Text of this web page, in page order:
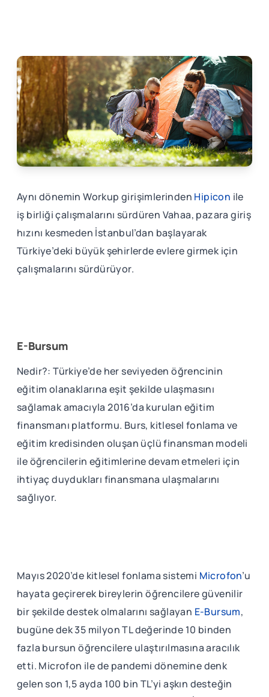
Aynı dönemin Workup girişimlerinden Hipicon ile
iş birliği çalışmalarını sürdüren Vahaa, pazara giriş
hızını kesmeden İstanbul’dan başlayarak
Türkiye’deki büyük şehirlerde evlere girmek için
çalışmalarını sürdürüyor.
E-Bursum
Nedir?: Türkiye’de her seviyeden öğrencinin
eğitim olanaklarına eşit şekilde ulaşmasını
sağlamak amacıyla 2016’da kurulan eğitim
finansmanı platformu. Burs, kitlesel fonlama ve
eğitim kredisinden oluşan üçlü finansman modeli
ile öğrencilerin eğitimlerine devam etmeleri için
ihtiyaç duydukları finansmana ulaşmalarını
sağlıyor.
Mayıs 2020’de kitlesel fonlama sistemi Microfon’u
hayata geçirerek bireylerin öğrencilere güvenilir
bir şekilde destek olmalarını sağlayan E-Bursum,
bugüne dek 35 milyon TL değerinde 10 binden
fazla bursun öğrencilere ulaştırılmasına aracılık
etti. Microfon ile de pandemi dönemine denk
gelen son 1,5 ayda 100 bin TL’yi aşkın desteğin